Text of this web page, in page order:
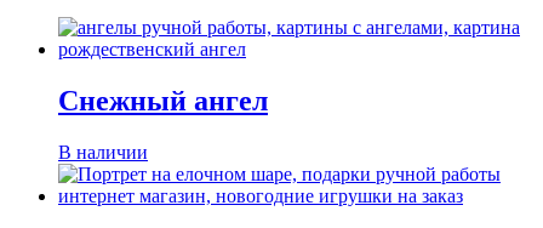
Снежный ангел
В наличии